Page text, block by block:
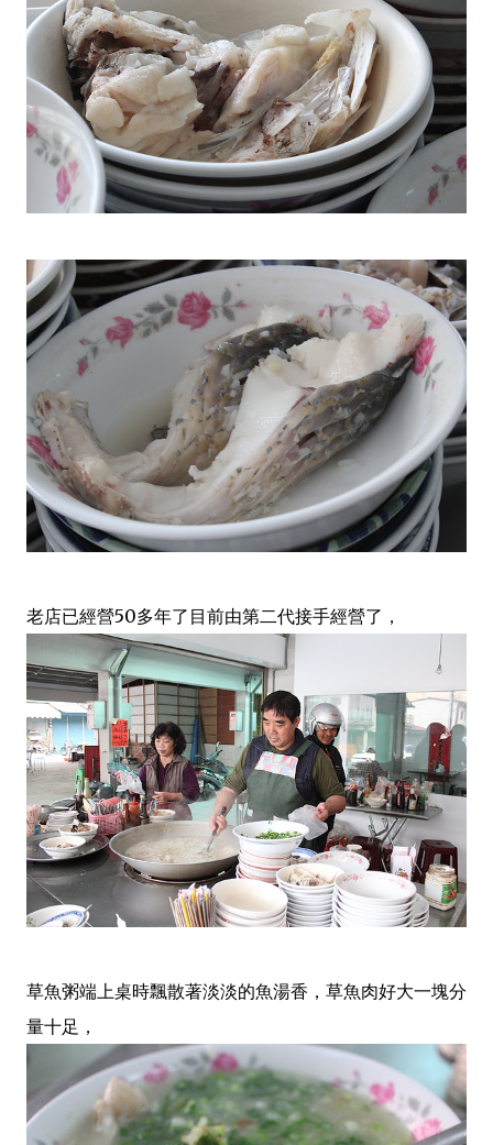
老店已經營50多年了目前由第二代接手經營了，
草魚粥端上桌時飄散著淡淡的魚湯香，草魚肉好大一塊分
量十足，